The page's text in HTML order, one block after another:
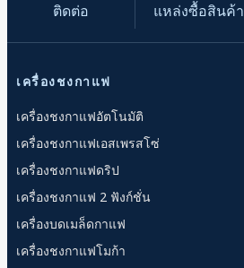
ติดต่อ แหล่งซื้อสินค้า
เครื่องชงกาแฟ
เครื่องชงกาแฟอัตโนมัติ
เครื่องชงกาแฟเอสเพรสโซ่
เครื่องชงกาแฟดริป
เครื่องชงกาแฟ 2 ฟังก์ชั่น
เครื่องบดเมล็ดกาแฟ
เครื่องชงกาแฟโมก้า